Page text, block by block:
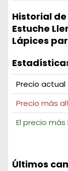
Historial
Estuche
Lápices
Precio actual
Precio más
El precio más
Últimos